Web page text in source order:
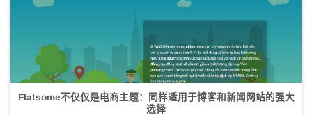
Flatsome不仅仅是电商主题：同样适用于博客和新闻网站的强大
选择